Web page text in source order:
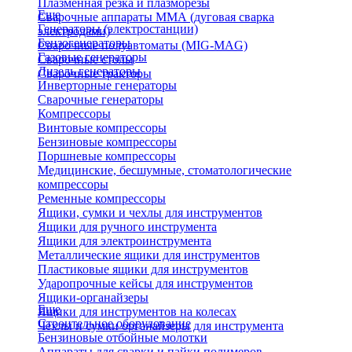
Плазменная резка и плазморезы
Сварочные аппараты ММА (дуговая сварка
электродами)
Сварочные полуавтоматы (MIG-MAG)
Сварочные столы
Сварочные тракторы
Еще
Генераторы (электростанции)
Бензогенераторы
Газовые генераторы
Дизель генераторы
Инверторные генераторы
Сварочные генераторы
Компрессоры
Винтовые компрессоры
Бензиновые компрессоры
Поршневые компрессоры
Медицинские, бесшумные, стоматологические
компрессоры
Ременные компрессоры
Ящики, сумки и чехлы для инструментов
Ящики для ручного инструмента
Ящики для электроинструмента
Металлические ящики для инструментов
Пластиковые ящики для инструментов
Ударопрочные кейсы для инструментов
Ящики-органайзеры
Ящики для инструментов на колесах
Чехлы и сумки органайзеры для инструмента
Еще
Строительное оборудование
Бензиновые отбойные молотки